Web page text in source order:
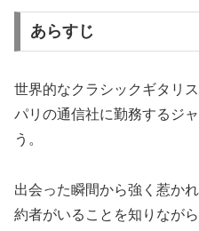
あらすじ
世界的なクラシックギタリ
パリの通信社に勤務するジ
う。
出会った瞬間から強く惹か
約者がいることを知りなが